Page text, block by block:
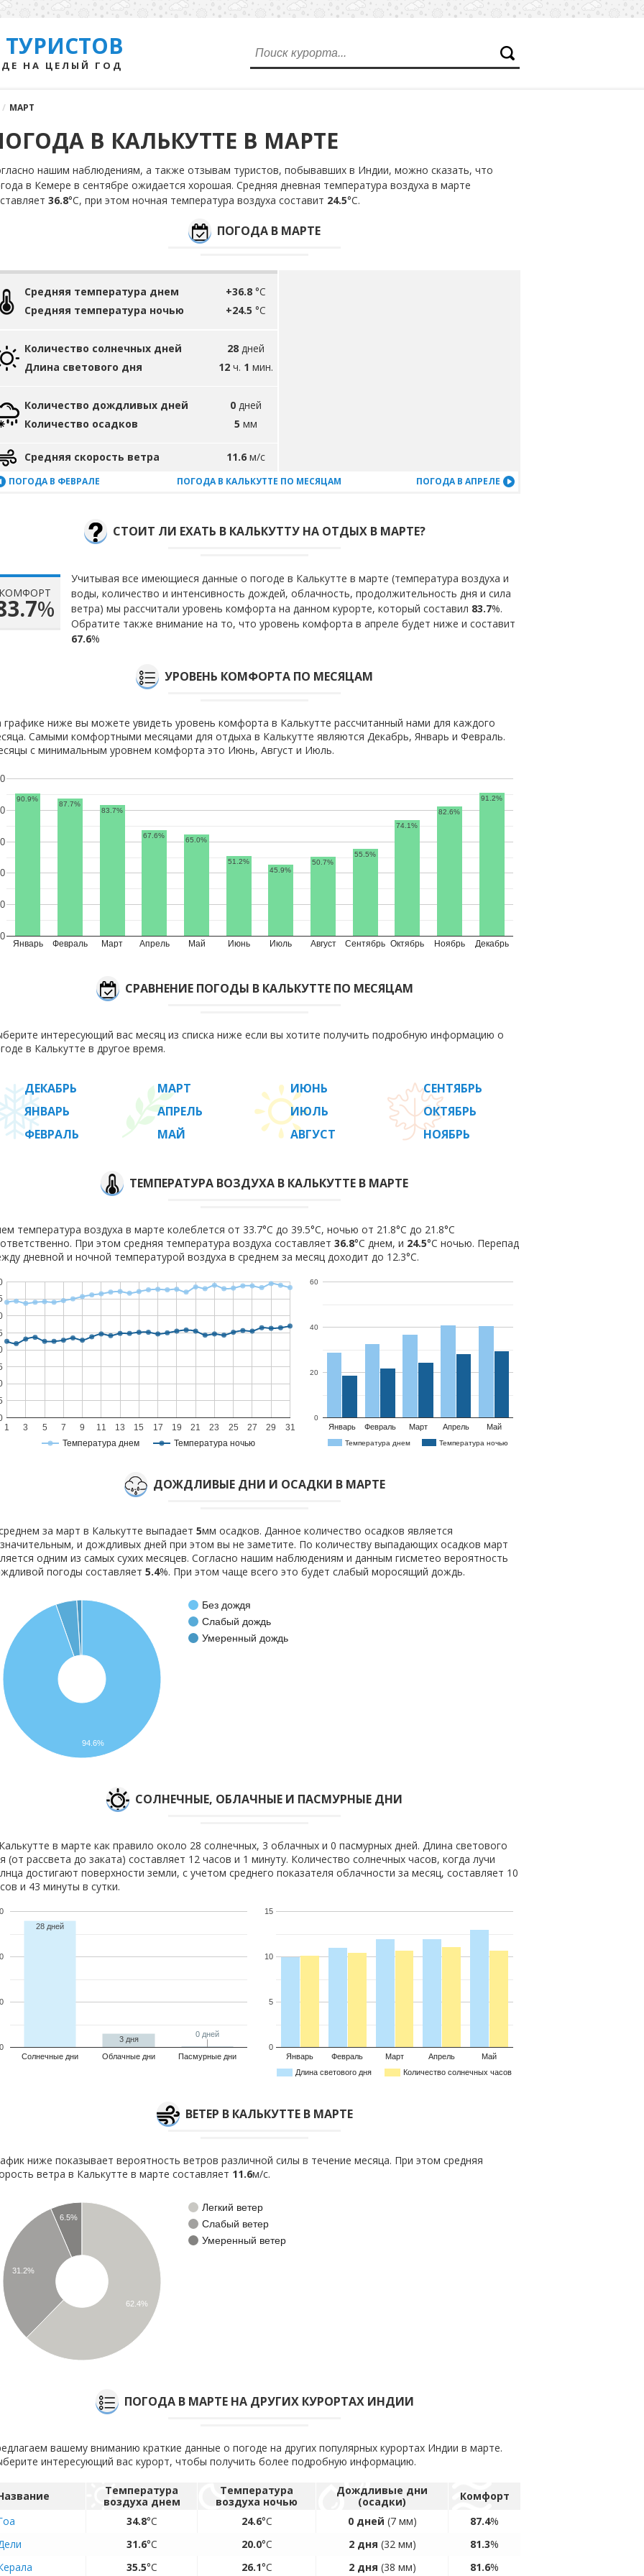
НА ЦЕЛЫЙ ГОД
/ МАРТ
В КАЛЬКУТТЕ В МАРТЕ
нашим наблюдениям, а также отзывам туристов, побывавших в Индии, можно сказать, что
в Кемере в сентябре ожидается хорошая. Средняя дневная температура воздуха в марте
36.8°С, при этом ночная температура воздуха составит 24.5°С.
ПОГОДА В МАРТЕ
Средняя температура днем
Средняя температура ночью
+36.8 °C
+24.5 °C
Количество солнечных дней
Длина светового дня
28 дней
12 ч. 1 мин.
Количество дождливых дней
Количество осадков
0 дней
5 мм
Средняя скорость ветра 11.6 м/с
ПОГОДА В ФЕВРАЛЕ ПОГОДА В КАЛЬКУТТЕ ПО МЕСЯЦАМ ПОГОДА В АПРЕЛЕ
СТОИТ ЛИ ЕХАТЬ В КАЛЬКУТТУ НА ОТДЫХ В МАРТЕ?
КОМФОРТ
%
Учитывая все имеющиеся данные о погоде в Калькутте в марте (температура воздуха и
воды, количество и интенсивность дождей, облачность, продолжительность дня и сила
ветра) мы рассчитали уровень комфорта на данном курорте, который составил 83.7%.
Обратите также внимание на то, что уровень комфорта в апреле будет ниже и составит
67.6%
УРОВЕНЬ КОМФОРТА ПО МЕСЯЦАМ
графике ниже вы можете увидеть уровень комфорта в Калькутте рассчитанный нами для каждого
Самыми комфортными месяцами для отдыха в Калькутте являются Декабрь, Январь и Февраль.
с минимальным уровнем комфорта это Июнь, Август и Июль.
Январь Февраль Март Апрель Май Июнь Июль Август Сентябрь Октябрь Ноябрь Декабрь
0
90.9%
87.7%
83.7%
67.6%
65.0%
51.2%
45.9%
50.7%
55.5%
74.1%
82.6%
91.2%
СРАВНЕНИЕ ПОГОДЫ В КАЛЬКУТТЕ ПО МЕСЯЦАМ
интересующий вас месяц из списка ниже если вы хотите получить подробную информацию о
в Калькутте в другое время.
ДЕКАБРЬ
ЯНВАРЬ
ФЕВРАЛЬ
МАРТ
АПРЕЛЬ
МАЙ
ИЮНЬ
ИЮЛЬ
АВГУСТ
СЕНТЯБРЬ
ОКТЯБРЬ
НОЯБРЬ
ТЕМПЕРАТУРА ВОЗДУХА В КАЛЬКУТТЕ В МАРТЕ
температура воздуха в марте колеблется от 33.7°C до 39.5°C, ночью от 21.8°C до 21.8°C
При этом средняя температура воздуха составляет 36.8°C днем, и 24.5°C ночью. Перепад
дневной и ночной температурой воздуха в среднем за месяц доходит до 12.3°С.
Температура днем Температура ночью
1 3 5 7 9 11 13 15 17 19 21 23 25 27 29 31
Температура днем Температура ночью
Январь Февраль Март Апрель Май
0
20
40
60
ДОЖДЛИВЫЕ ДНИ И ОСАДКИ В МАРТЕ
за март в Калькутте выпадает 5мм осадков. Данное количество осадков является
и дождливых дней при этом вы не заметите. По количеству выпадающих осадков март
одним из самых сухих месяцев. Согласно нашим наблюдениям и данным гисметео вероятность
погоды составляет 5.4%. При этом чаще всего это будет слабый моросящий дождь.
Без дождя
Слабый дождь
Умеренный дождь
94.6%
CОЛНЕЧНЫЕ, ОБЛАЧНЫЕ И ПАСМУРНЫЕ ДНИ
в марте как правило около 28 солнечных, 3 облачных и 0 пасмурных дней. Длина светового
(от рассвета до заката) составляет 12 часов и 1 минуту. Количество солнечных часов, когда лучи
достигают поверхности земли, с учетом среднего показателя облачности за месяц, составляет 10
и 43 минуты в сутки.
Солнечные дни Облачные дни Пасмурные дни
0
28 дней
3 дня
0 дней
0 дней
Длина светового дня Количество солнечных часов
Январь Февраль Март Апрель Май
0
5
10
15
ВЕТЕР В КАЛЬКУТТЕ В МАРТЕ
ниже показывает вероятность ветров различной силы в течение месяца. При этом средняя
ветра в Калькутте в марте составляет 11.6м/с.
Легкий ветер
Слабый ветер
Умеренный ветер
6.5%
31.2%
62.4%
ПОГОДА В МАРТЕ НА ДРУГИХ КУРОРТАХ ИНДИИ
вашему вниманию краткие данные о погоде на других популярных курортах Индии в марте.
интересующий вас курорт, чтобы получить более подробную информацию.
Температура
воздуха днем
Температура
воздуха ночью
Дождливые дни
(осадки)
Комфорт
34.8°C 24.6°C 0 дней (7 мм) 87.4%
31.6°C 20.0°C 2 дня (32 мм) 81.3%
35.5°C 26.1°C 2 дня (38 мм) 81.6%